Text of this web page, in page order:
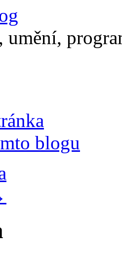
umění,
blogu